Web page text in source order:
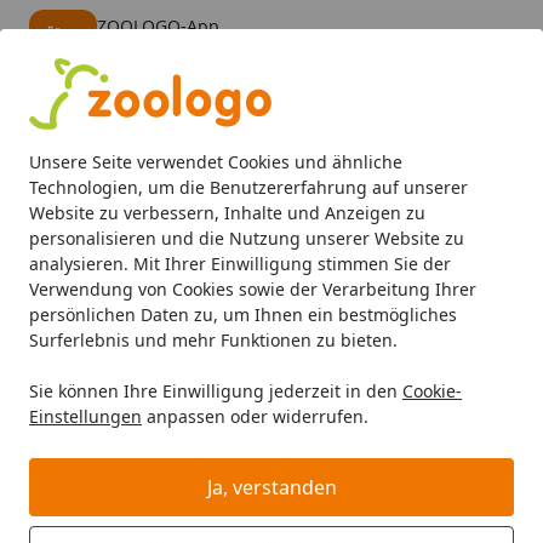
Unsere Seite verwendet Cookies und ähnliche
Technologien, um die Benutzererfahrung auf unserer
Website zu verbessern, Inhalte und Anzeigen zu
personalisieren und die Nutzung unserer Website zu
analysieren. Mit Ihrer Einwilligung stimmen Sie der
Verwendung von Cookies sowie der Verarbeitung Ihrer
persönlichen Daten zu, um Ihnen ein bestmögliches
Surferlebnis und mehr Funktionen zu bieten.
Sie können Ihre Einwilligung jederzeit in den Cookie-
Einstellungen anpassen oder widerrufen.
Ja, verstanden
ZOOLOGO-App
Alle Produkte
Mein Konto
Suchen
Startseite
EHEIM Classic 2211 Außenfilter
EHEIM Classic 2211 Außenfilter
(1 Bewertung)